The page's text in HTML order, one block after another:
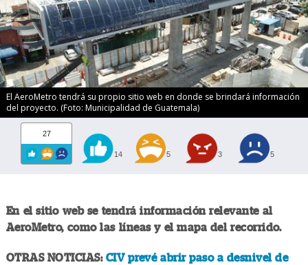
El AeroMetro tendrá su propio sitio web en donde se brindará información
del proyecto. (Foto: Municipalidad de Guatemala)
27
14 5 3 5
En el sitio web se tendrá información relevante al
AeroMetro, como las líneas y el mapa del recorrido.
OTRAS NOTICIAS: CIV prevé abrir paso a desnivel de